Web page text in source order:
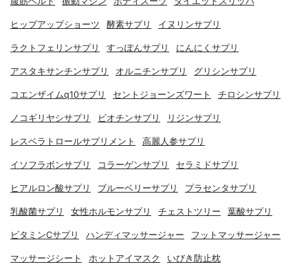
ヒップアップショーツ 酵素サプリ イヌリンサプリ
ラクトフェリンサプリ すっぽんサプリ にんにくサプリ
アスタキサンチンサプリ オルニチンサプリ グリシンサプリ
コエンザイムq10サプリ セントジョーンズワート チロシンサプリ
ノコギリヤシサプリ ビオチンサプリ リジンサプリ
レスベラトロールサプリメント 高麗人参サプリ
イソフラボンサプリ コラーゲンサプリ セラミドサプリ
ヒアルロン酸サプリ ブルーベリーサプリ プラセンタサプリ
乳酸菌サプリ 女性ホルモンサプリ チェストツリー 葉酸サプリ
ビタミンCサプリ ハンディマッサージャー フットマッサージャー
マッサージシート ホットアイマスク いびき防止枕